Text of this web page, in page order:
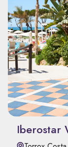
Iberostar